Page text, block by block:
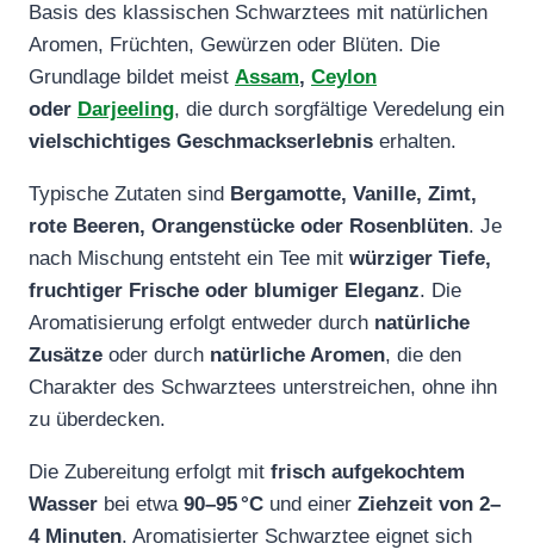
Basis des klassischen Schwarztees mit natürlichen
Aromen, Früchten, Gewürzen oder Blüten. Die
Grundlage bildet meist Assam, Ceylon
oder Darjeeling, die durch sorgfältige Veredelung ein
vielschichtiges Geschmackserlebnis erhalten.
Typische Zutaten sind Bergamotte, Vanille, Zimt,
rote Beeren, Orangenstücke oder Rosenblüten. Je
nach Mischung entsteht ein Tee mit würziger Tiefe,
fruchtiger Frische oder blumiger Eleganz. Die
Aromatisierung erfolgt entweder durch natürliche
Zusätze oder durch natürliche Aromen, die den
Charakter des Schwarztees unterstreichen, ohne ihn
zu überdecken.
Die Zubereitung erfolgt mit frisch aufgekochtem
Wasser bei etwa 90–95 °C und einer Ziehzeit von 2–
4 Minuten. Aromatisierter Schwarztee eignet sich